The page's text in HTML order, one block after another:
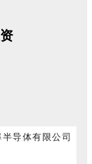
导体有限公司